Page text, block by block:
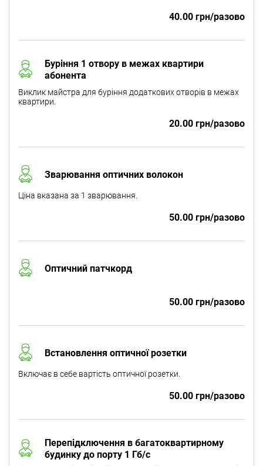
40.00 грн/разово
Буріння 1 отвору в межах квартири
абонента
Виклик майстра для буріння додаткових отворів в межах
квартири.
20.00 грн/разово
Зварювання оптичних волокон
Ціна вказана за 1 зварювання.
50.00 грн/разово
Оптичний патчкорд
50.00 грн/разово
Встановлення оптичної розетки
Включає в себе вартість оптичної розетки.
50.00 грн/разово
Перепідключення в багатоквартирному
будинку до порту 1 Гб/с